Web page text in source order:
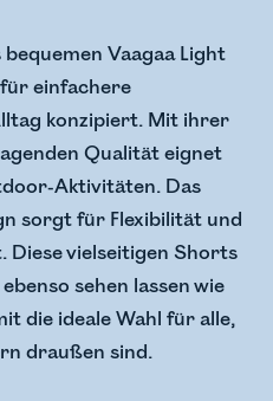
Vaagaa Light
einfachere
konzipiert. Mit ihrer
Qualität eignet
Aktivitäten. Das
sorgt für Flexibilität und
Diese vielseitigen Shorts
sehen lassen wie
die ideale Wahl für alle,
draußen sind.